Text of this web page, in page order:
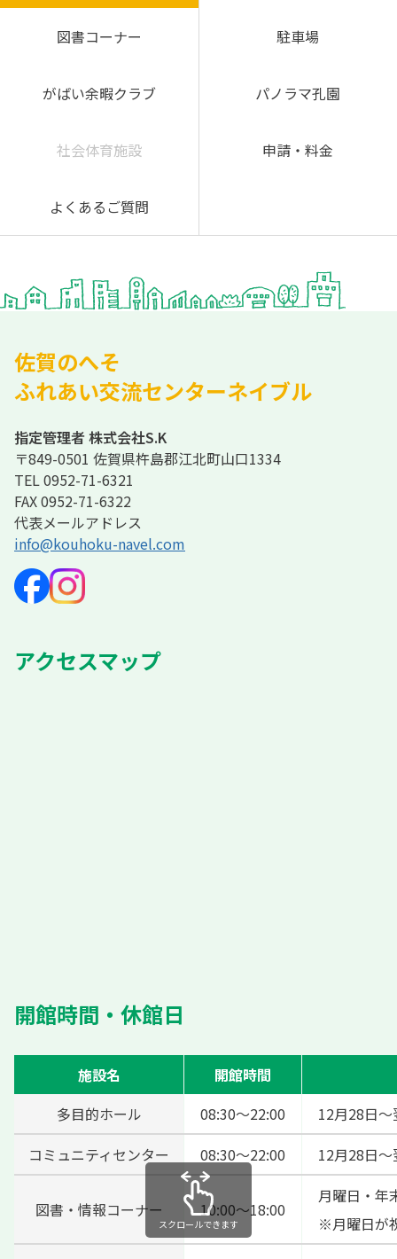
図書コーナー 駐車場
がばい余暇クラブ パノラマ孔園
社会体育施設 申請・料金
よくあるご質問
佐賀のへそ
ふれあい交流センターネイブル
指定管理者 株式会社S.K
〒849-0501 佐賀県杵島郡江北町山口1334
TEL0952-71-6321
FAX 0952-71-6322
代表メールアドレス
info@kouhoku-navel.com
アクセスマップ
開館時間・休館日
施設名
開館時間
多目的ホール
08:30～22:00
12月28日
コミュニティセンター
08:30～22:00 12月28日
図書・情報コーナー 10:00～18:00
月曜日・年
※月曜日が
スクロールできます